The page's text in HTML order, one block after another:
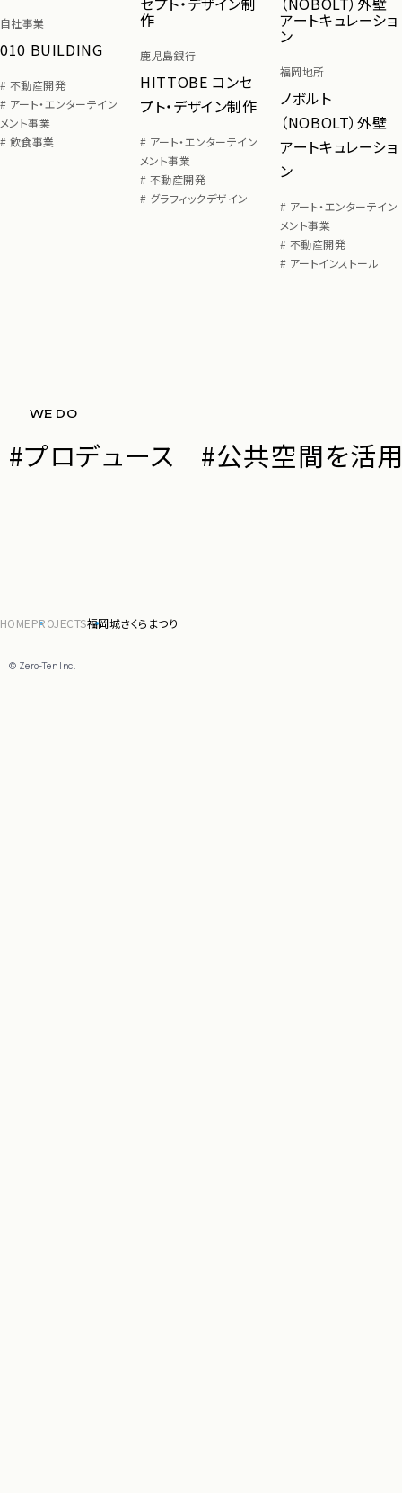
自社事業
010 BUILDING
# 不動産開発
# アート・エンターテイン
メント事業
# 飲食事業
鹿児島銀行
HITTOBE コンセ
プト・デザイン制作
# アート・エンターテイン
メント事業
# 不動産開発
# グラフィックデザイン
福岡地所
ノボルト
（NOBOLT）外壁
アートキュレーショ
ン
# アート・エンターテイン
メント事業
# 不動産開発
# アートインストール
WE DO
#プロデュース #公共空間を活
HOMEPROJECTS福岡城さくらまつり
© Zero-Ten Inc.